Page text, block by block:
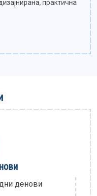
практична
денови